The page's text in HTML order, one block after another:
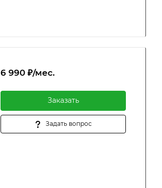
6 990 ₽/мес.
Заказать
Задать вопрос